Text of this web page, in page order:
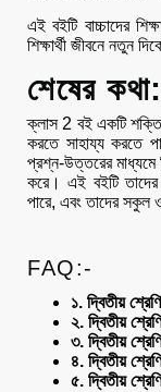
এই বইটি বাচ্চাদের
শিক্ষার্থী জীবনে নতুন
শেষের
ক্লাস 2 বই একটি
করতে সাহায্য করতে
প্রশ্ন-উত্তরের মাধ্যমে
করে। এই বইটি তাদের
পারে, এবং তাদের সকুল
FAQ:-
১. দ্বিতীয়
২. দ্বিতীয়
৩. দ্বিতীয়
৪. দ্বিতীয়
৫. দ্বিতীয়